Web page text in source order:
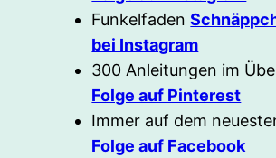
Funkelfaden
bei Instagram
300 Anleitungen im
Folge auf Pinterest
Immer auf dem
Folge auf Facebook